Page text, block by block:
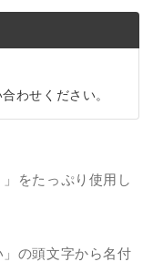
わせください。
をたっぷり使用し
」の頭文字から名付